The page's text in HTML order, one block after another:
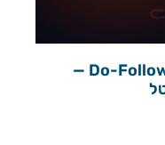
פרסום כתבת SEO עם קישור Do-Follow —